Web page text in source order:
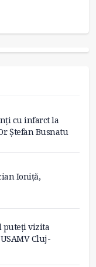
cu infarct la
Ștefan Busnatu
Ioniță,
puteți vizita
Cluj-